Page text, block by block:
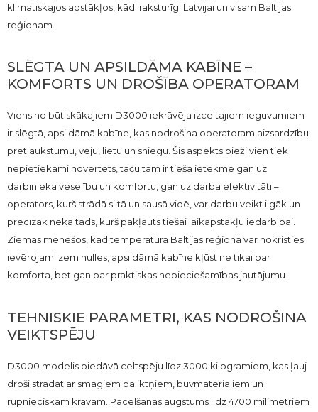
klimatiskajos apstākļos, kādi raksturīgi Latvijai un visam Baltijas
reģionam.
SLĒGTA UN APSILDĀMA KABĪNE –
KOMFORTS UN DROŠĪBA OPERATORAM
Viens no būtiskākajiem D3000 iekrāvēja izceltajiem ieguvumiem
ir slēgtā, apsildāmā kabīne, kas nodrošina operatoram aizsardzību
pret aukstumu, vēju, lietu un sniegu. Šis aspekts bieži vien tiek
nepietiekami novērtēts, taču tam ir tieša ietekme gan uz
darbinieka veselību un komfortu, gan uz darba efektivitāti –
operators, kurš strādā siltā un sausā vidē, var darbu veikt ilgāk un
precīzāk nekā tāds, kurš pakļauts tiešai laikapstākļu iedarbībai.
Ziemas mēnešos, kad temperatūra Baltijas reģionā var nokristies
ievērojami zem nulles, apsildāmā kabīne kļūst ne tikai par
komforta, bet gan par praktiskas nepieciešamības jautājumu.
TEHNISKIE PARAMETRI, KAS NODROŠINA
VEIKTSPĒJU
D3000 modelis piedāvā celtspēju līdz 3000 kilogramiem, kas ļauj
droši strādāt ar smagiem paliktņiem, būvmateriāliem un
rūpnieciskām kravām. Pacelšanas augstums līdz 4700 milimetriem